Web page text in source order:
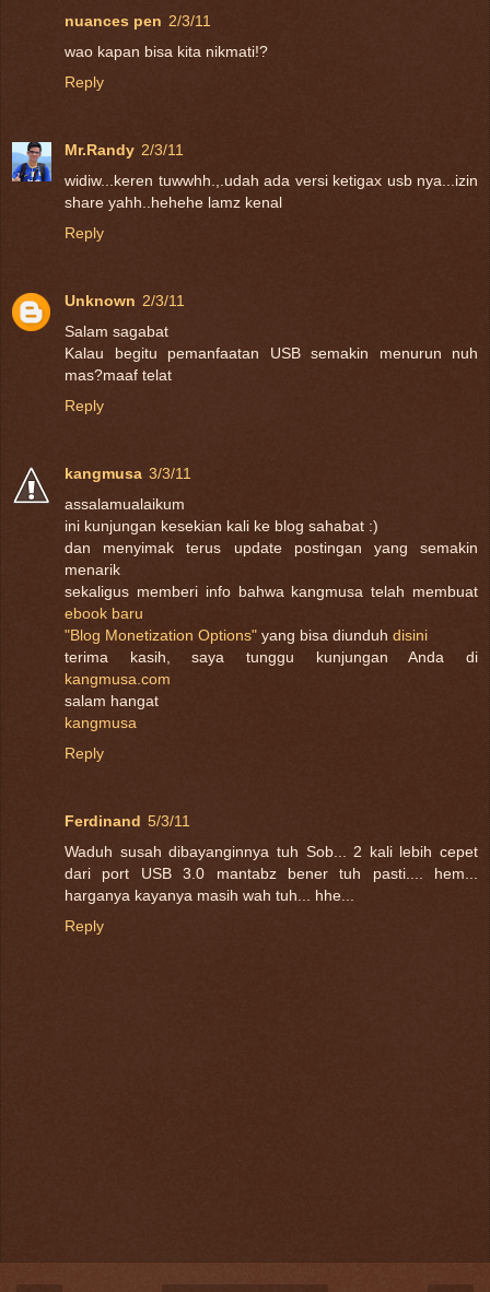
nuances pen 2/3/11
wao kapan bisa kita nikmati!?
Reply
Mr.Randy 2/3/11
widiw...keren tuwwhh.,.udah ada versi ketigax usb nya...izin
share yahh..hehehe lamz kenal
Reply
Unknown 2/3/11
Salam sagabat
Kalau begitu pemanfaatan USB semakin menurun nuh
mas?maaf telat
Reply
kangmusa 3/3/11
assalamualaikum
ini kunjungan kesekian kali ke blog sahabat :)
dan menyimak terus update postingan yang semakin
menarik
sekaligus memberi info bahwa kangmusa telah membuat
ebook baru
"Blog Monetization Options" yang bisa diunduh disini
terima kasih, saya tunggu kunjungan Anda di
kangmusa.com
salam hangat
kangmusa
Reply
Ferdinand 5/3/11
Waduh susah dibayanginnya tuh Sob... 2 kali lebih cepet
dari port USB 3.0 mantabz bener tuh pasti.... hem...
harganya kayanya masih wah tuh... hhe...
Reply